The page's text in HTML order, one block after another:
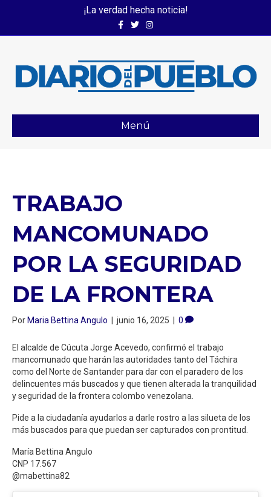
¡La verdad hecha noticia!
FacebookTwitterInstagram
Menú
TRABAJO
MANCOMUNADO
POR LA SEGURIDAD
DE LA FRONTERA
PorMaria Bettina Angulo | junio 16, 2025 | 0
El alcalde de Cúcuta Jorge Acevedo, confirmó el trabajo
mancomunado que harán las autoridades tanto del Táchira
como del Norte de Santander para dar con el paradero de los
delincuentes más buscados y que tienen alterada la tranquilidad
y seguridad de la frontera colombo venezolana.
Pide a la ciudadanía ayudarlos a darle rostro a las silueta de los
más buscados para que puedan ser capturados con prontitud.
María Bettina Angulo
CNP 17.567
@mabettina82